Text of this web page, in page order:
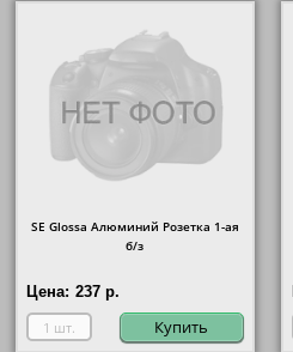
SE Glossa Алюминий Розетка 1-ая
б/з
Цена: 237 р.
Купить